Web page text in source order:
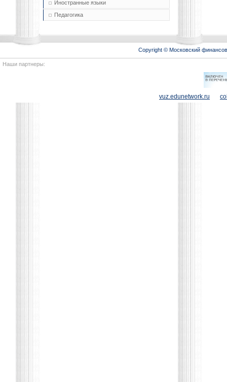
Иностранные языки
Педагогика
Copyright © Московский
Наши партнеры:
vuz.edunetwork.ru